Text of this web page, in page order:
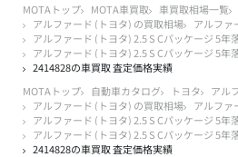
MOTAトップ MOTA車買取 車買取相場一覧
アルファード (トヨタ) の買取相場
アルファ
アルファード (トヨタ) 2.5 S Cパッケージ 5年
アルファード (トヨタ) 2.5 S Cパッケージ 5年
2414828の車買取 査定価格実績
MOTAトップ
自動車カタログ トヨタ
アル
アルファード (トヨタ) の買取相場
アルファ
アルファード (トヨタ) 2.5 S Cパッケージ 5年
アルファード (トヨタ) 2.5 S Cパッケージ 5年
2414828の車買取 査定価格実績